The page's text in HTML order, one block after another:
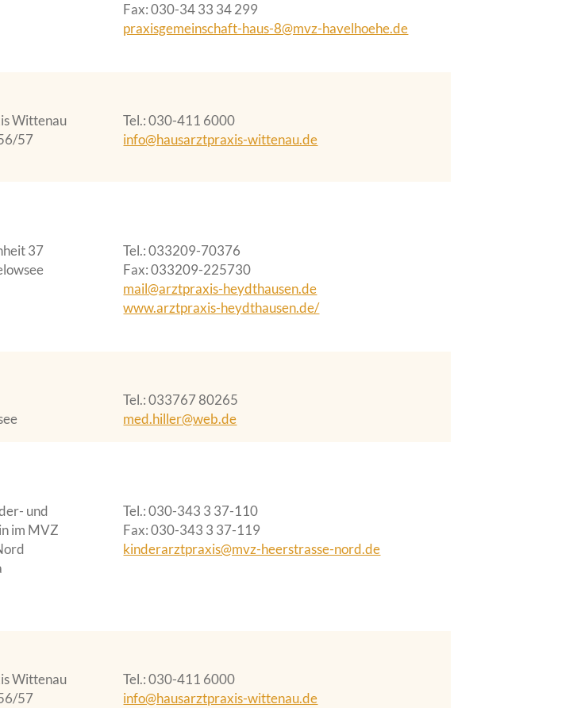
Fax 030-34 33 34 299
praxisgemeinschaft-haus-8@mvz-havelhoehe.de
Wittenau
57
Tel. 030-411 6000
info@hausarztpraxis-wittenau.de
37
Tel. 033209-70376
Fax 033209-225730
mail@arztpraxis-heydthausen.de
www.arztpraxis-heydthausen.de/
Tel. 033767 80265
med.hiller@web.de
und
im MVZ
Tel. 030-343 3 37-110
Fax 030-343 3 37-119
kinderarztpraxis@mvz-heerstrasse-nord.de
Wittenau
57
Tel. 030-411 6000
info@hausarztpraxis-wittenau.de